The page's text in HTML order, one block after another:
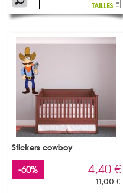
Stickers cowboy
-60% 4,40 €
11,00 €